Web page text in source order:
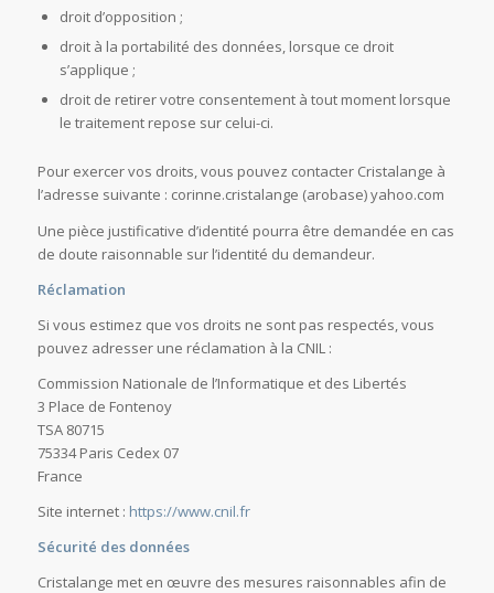
droit d’opposition ;
droit à la portabilité des données, lorsque ce droit
s’applique ;
droit de retirer votre consentement à tout moment lorsque
le traitement repose sur celui-ci.
Pour exercer vos droits, vous pouvez contacter Cristalange à
l’adresse suivante : corinne.cristalange (arobase) yahoo.com
Une pièce justificative d’identité pourra être demandée en cas
de doute raisonnable sur l’identité du demandeur.
Réclamation
Si vous estimez que vos droits ne sont pas respectés, vous
pouvez adresser une réclamation à la CNIL :
Commission Nationale de l’Informatique et des Libertés
3 Place de Fontenoy
TSA 80715
75334 Paris Cedex 07
France
Site internet : https://www.cnil.fr
Sécurité des données
Cristalange met en œuvre des mesures raisonnables afin de